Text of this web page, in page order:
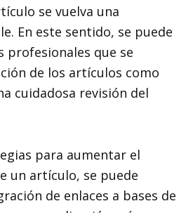
se vuelva una
En este sentido, se puede
profesionales que se
de los artículos como
cuidadosa revisión del
para aumentar el
un artículo, se puede
de enlaces a bases de